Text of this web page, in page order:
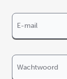
E-mail
Wachtwoord